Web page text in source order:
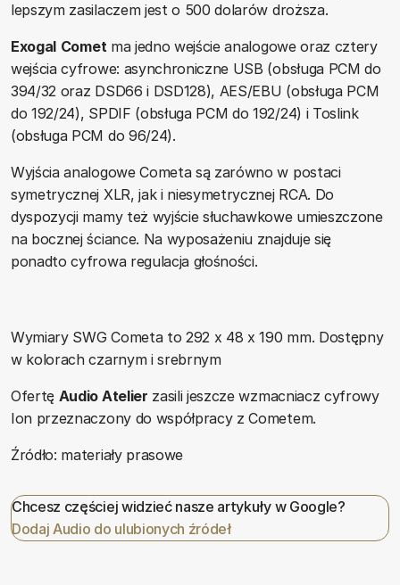
lepszym zasilaczem jest o 500 dolarów droższa.
Exogal Cometma jedno wejście analogowe oraz cztery
wejścia cyfrowe: asynchroniczne USB (obsługa PCM do
394/32 oraz DSD66 i DSD128), AES/EBU (obsługa PCM
do 192/24), SPDIF (obsługa PCM do 192/24) i Toslink
(obsługa PCM do 96/24).
Wyjścia analogowe Cometa są zarówno w postaci
symetrycznej XLR, jak i niesymetrycznej RCA. Do
dyspozycji mamy też wyjście słuchawkowe umieszczone
na bocznej ściance. Na wyposażeniu znajduje się
ponadto cyfrowa regulacja głośności.
Wymiary SWG Cometa to 292 x 48 x 190 mm. Dostępny
w kolorach czarnym i srebrnym
Ofertę Audio Atelier zasili jeszcze wzmacniacz cyfrowy
Ion przeznaczony do współpracy z Cometem.
Źródło: materiały prasowe
Chcesz częściej widzieć nasze artykuły w Google?
Dodaj Audio do ulubionych źródeł